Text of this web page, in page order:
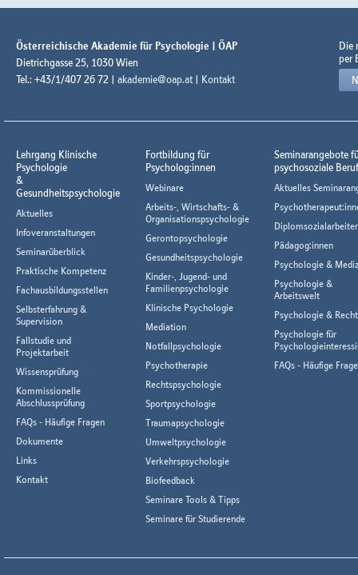
Österreichische Akademie für Psychologie | ÖAP
Dietrichgasse 25, 1030 Wien
Tel.: +43/1/407 26 72 | akademie@oap.at | Kontakt
Die
per
Lehrgang Klinische
Psychologie
&
Gesundheitspsychologie
Aktuelles
Infoveranstaltungen
Seminarüberblick
Praktische Kompetenz
Fachausbildungsstellen
Selbsterfahrung &
Supervision
Fallstudie und
Projektarbeit
Wissensprüfung
Kommissionelle
Abschlussprüfung
FAQs - Häufige Fragen
Dokumente
Links
Kontakt
Fortbildung für
Psycholog:innen
Webinare
Arbeits-, Wirtschafts- &
Organisationspsychologie
Gerontopsychologie
Gesundheitspsychologie
Kinder-, Jugend- und
Familienpsychologie
Klinische Psychologie
Mediation
Notfallpsychologie
Psychotherapie
Rechtspsychologie
Sportpsychologie
Traumapsychologie
Umweltpsychologie
Verkehrspsychologie
Biofeedback
Seminare Tools & Tipps
Seminare für Studierende
Seminarangebote
psychosoziale
Aktuelles
Pädagog:innen
Psychologie &
Psychologie &
Arbeitswelt
Psychologie & Recht
Psychologie für
FAQs - Häufige